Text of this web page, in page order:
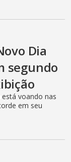
Dia
segundo
voando nas
em seu